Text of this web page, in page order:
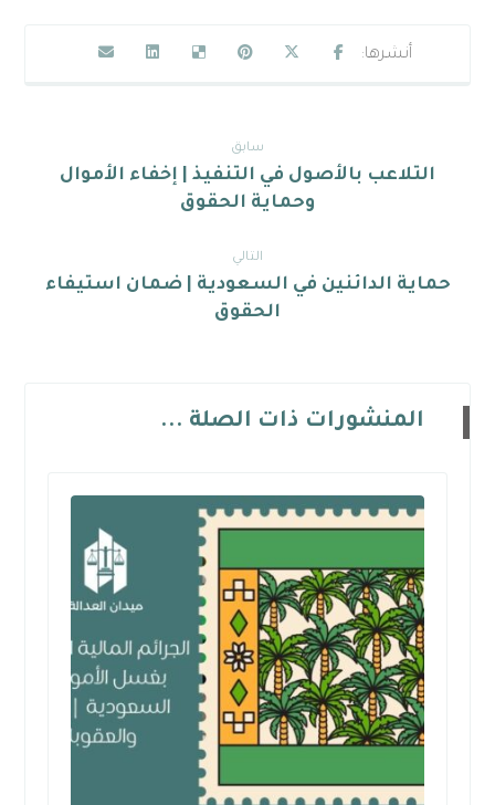
سابق
التلاعب بالأصول في التنفيذ | إخفاء الأموال
وحماية الحقوق
التالي
حماية الدائنين في السعودية | ضمان استيفاء
الحقوق
المنشورات ذات الصلة ...